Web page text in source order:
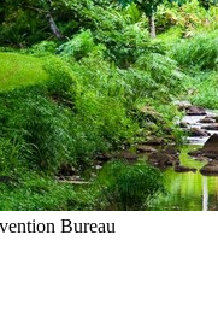
Bureau